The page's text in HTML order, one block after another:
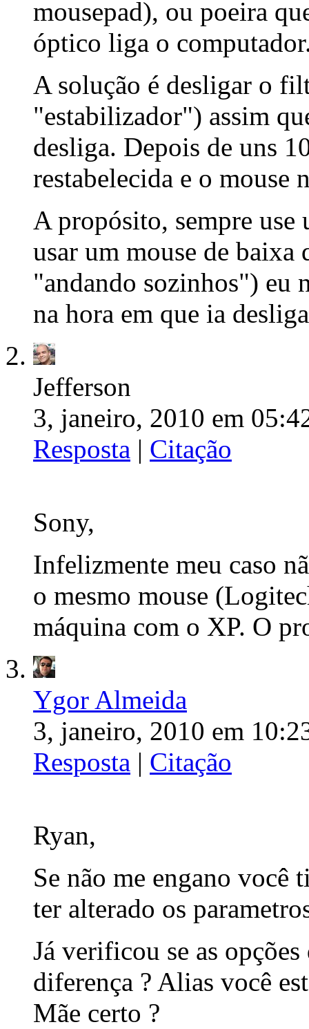
mousepad), ou poeira
óptico liga o
A solução é desligar o
"estabilizador") assim
desliga. Depois de uns
restabelecida e o mouse
A propósito, sempre use
usar um mouse de baixa
"andando sozinhos") eu
na hora em que ia
Jefferson
3, janeiro, 2010 em
Resposta | Citação
Sony,
Infelizmente meu caso
o mesmo mouse
máquina com o XP. O
Ygor Almeida
3, janeiro, 2010 em
Resposta | Citação
Ryan,
Se não me engano você
ter alterado os
Já verificou se as
diferença ? Alias você
Mãe certo ?